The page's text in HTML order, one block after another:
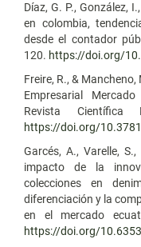
Díaz, G. P., González,
en colombia,
desde el contador
120. https://doi.org/
Freire, R., &
Empresarial
Revista Científica
https://doi.org/
Garcés, A., Varelle,
impacto de la
colecciones en
diferenciación y la
en el mercado
https://doi.org/